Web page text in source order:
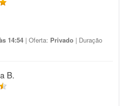
14:54 | Oferta: Privado | Duração
B.